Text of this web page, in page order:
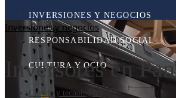
INVERSIONES Y NEGOCIOS
RESPONSABILIDAD SOCIAL
CULTURA Y OCIO
Ciencia y tecnología
Inversiones y negocios
Inversores en